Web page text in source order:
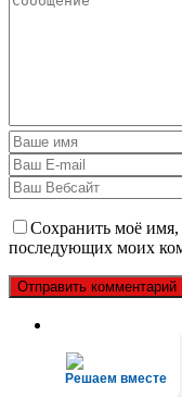
Сохранить моё имя,
последующих моих
Решаем вместе